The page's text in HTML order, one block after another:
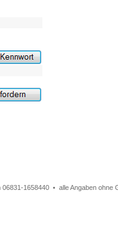
1658440 • alle Angaben ohne